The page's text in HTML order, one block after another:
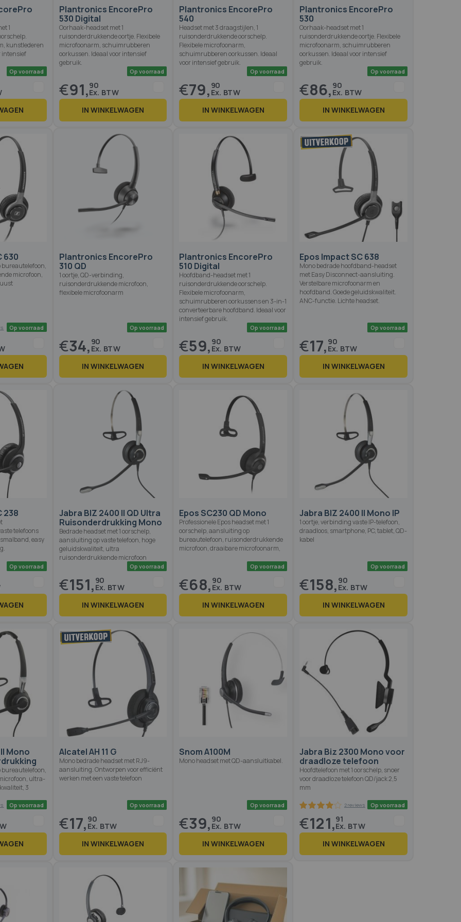
1
kunstlederen
intensief
Plantronics EncorePro
530 Digital
Oorhaak-headset met 1
ruisonderdrukkende oortje. Flexibele
microfoonarm, schuimrubberen
oorkussen. Ideaal voor intensief
gebruik.
€91,90
IN WINKELWAGEN
Plantronics EncorePro
540
Headset met 3 draagstijlen, 1
ruisonderdrukkende oorschelp.
Flexibele microfoonarm,
schuimrubberen oorkussen. Ideaal
voor intensief gebruik.
Op voorraad
€79, 90
IN WINKELWAGEN
Plantronics EncorePro
530
Oorhaak-headset met 1
ruisonderdrukkende oortje. Flexibele
microfoonarm, schuimrubberen
oorkussen. Ideaal voor intensief
gebruik.
€86, 90
IN WINKELWAGEN
630
bureautelefoon,
microfoon,
1 reviews
Plantronics EncorePro
310 QD
1 oortje, QD-verbinding,
ruisonderdrukkende microfoon,
flexibele microfoonarm
€34, 90
IN WINKELWAGEN
Plantronics EncorePro
510 Digital
Hoofdband-headset met 1
ruisonderdrukkende oorschelp.
Flexibele microfoonarm,
schuimrubberen oorkussens en 3-in-1
converteerbare hoofdband. Ideaal voor
intensief gebruik.
€59, 90
IN WINKELWAGEN
Epos Impact SC 638
Mono bedrade hoofdband-headset
met Easy Disconnect-aansluiting.
Verstelbare microfoonarm en
hoofdband. Goede geluidskwaliteit.
ANC-functie. Lichte headset.
€17, 90
IN WINKELWAGEN
238
telefoons
easy
Op voorraad
Jabra BIZ 2400 II QD Ultra
Ruisonderdrukking Mono
Bedrade headset met 1 oorschelp,
aansluiting op vaste telefoon, hoge
geluidskwaliteit, ultra
ruisonderdrukkende microfoon
€151, 90
IN WINKELWAGEN
Epos SC230 QD Mono
Professionele Epos headset met 1
oorschelp, aansluiting op
bureautelefoon, ruisonderdrukkende
microfoon, draaibare microfoonarm,
€68, 90
IN WINKELWAGEN
Jabra BIZ 2400 II Mono IP
1 oortje, verbinding vaste IP-telefoon,
draadloos, smartphone, PC, tablet, QD-
kabel
€158, 90
IN WINKELWAGEN
Mono
bureautelefoon,
ultra-
3
Alcatel AH 11 G
Mono bedrade headset met RJ9-
aansluiting. Ontworpen voor efficiënt
werken met een vaste telefoon
€17, 90
IN WINKELWAGEN
Snom A100M
Mono headset met QD-aansluitkabel.
€39, 90
IN WINKELWAGEN
Jabra Biz 2300 Mono voor
draadloze telefoon
Hoofdtelefoon met 1 oorschelp, snoer
voor draadloze telefoon QD/jack 2,5
mm
€121,91
IN WINKELWAGEN